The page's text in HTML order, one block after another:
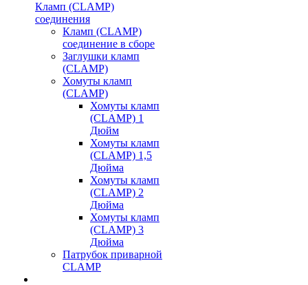
Кламп (CLAMP)
соединения
Кламп (CLAMP)
соединение в сборе
Заглушки кламп
(CLAMP)
Хомуты кламп
(CLAMP)
Хомуты кламп
(CLAMP) 1
Дюйм
Хомуты кламп
(CLAMP) 1,5
Дюйма
Хомуты кламп
(CLAMP) 2
Дюйма
Хомуты кламп
(CLAMP) 3
Дюйма
Патрубок приварной
CLAMP